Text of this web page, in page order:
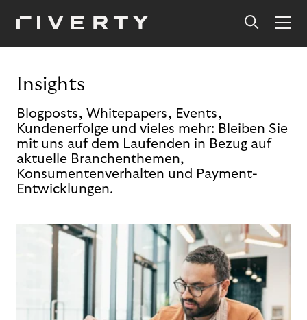
Insights
Blogposts, Whitepapers, Events,
Kundenerfolge und vieles mehr: Bleiben Sie
mit uns auf dem Laufenden in Bezug auf
aktuelle Branchenthemen,
Konsumentenverhalten und Payment-
Entwicklungen.